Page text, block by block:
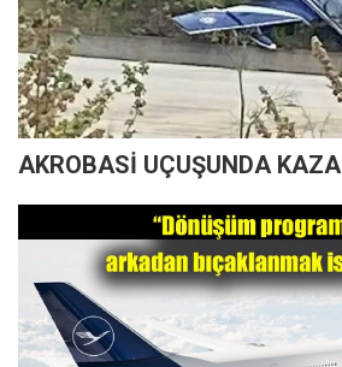
AKROBASİ UÇUŞUNDA KAZA